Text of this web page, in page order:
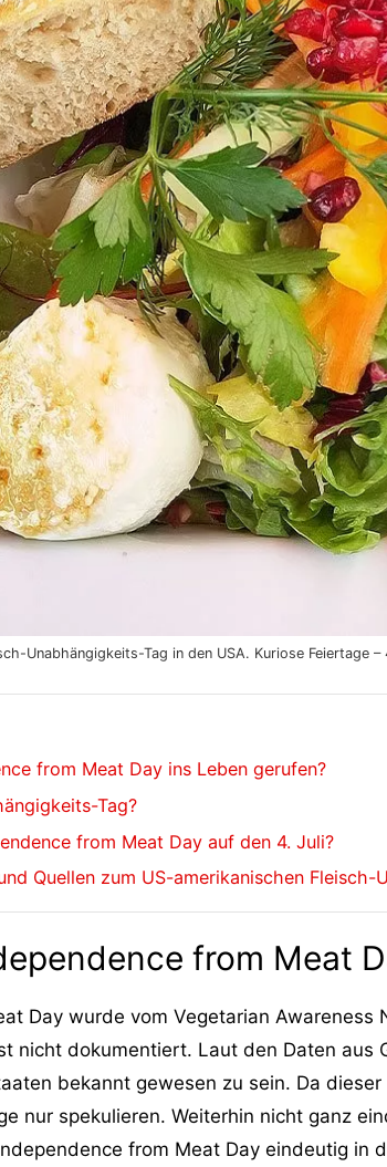
Unabhängigkeits-Tag in den USA. Kuriose Feiertage
from Meat Day ins Leben gerufen?
Tag?
from Meat Day auf den 4. Juli?
Quellen zum US-amerikanischen Fleisch-
from Meat
Day wurde vom Vegetarian
nicht dokumentiert. Laut den Daten
bekannt gewesen zu sein. Da
nur spekulieren. Weiterhin nicht ganz
from Meat Day eindeutig in